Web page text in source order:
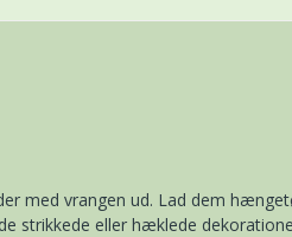
med vrangen ud. Lad dem
strikkede eller hæklede